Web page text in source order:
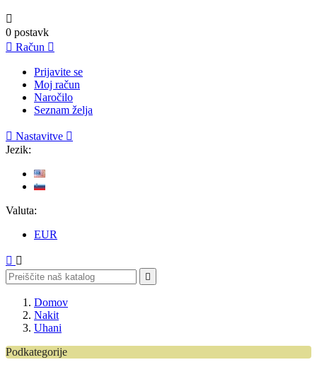

0 postavk
 Račun 
Prijavite se
Moj račun
Naročilo
Seznam želja
 Nastavitve 
Jezik:
Valuta:
EUR
 

Domov
Nakit
Uhani
Podkategorije